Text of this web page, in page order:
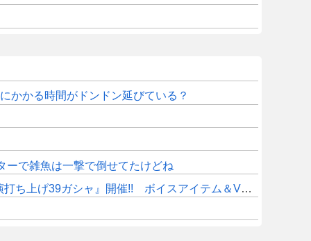
かかる時間がドンドン延びている？
で雑魚は一撃で倒せてたけどね
ャ』開催!! ボイスアイテム＆VCカードセット登場!!